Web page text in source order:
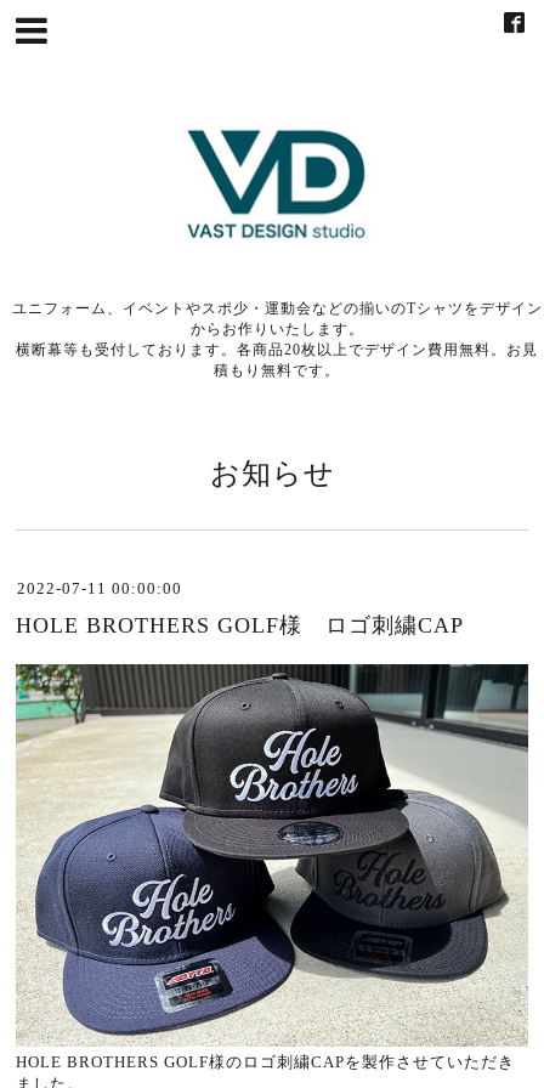
ユニフォーム、イベントやスポ少・運動会などの揃いのTシャツをデザイン
からお作りいたします。
横断幕等も受付しております。各商品20枚以上でデザイン費用無料。お見
積もり無料です。
お知らせ
2022-07-11 00:00:00
HOLE BROTHERS GOLF様 ロゴ刺繍CAP
HOLE BROTHERS GOLF様のロゴ刺繍CAPを製作させていただき
ました。